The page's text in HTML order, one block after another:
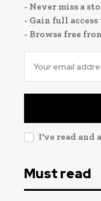
- Never miss a
- Gain full
- Browse free
I've read and
Must read